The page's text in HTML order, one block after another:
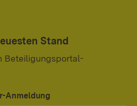
Stand
Beteiligungsportal-
Anmeldung